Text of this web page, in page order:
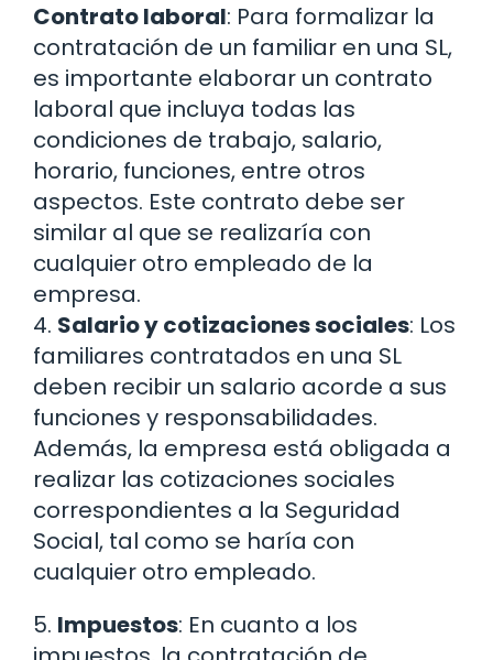
Contrato laboral: Para formalizar la
contratación de un familiar en una SL,
es importante elaborar un contrato
laboral que incluya todas las
condiciones de trabajo, salario,
horario, funciones, entre otros
aspectos. Este contrato debe ser
similar al que se realizaría con
cualquier otro empleado de la
empresa.
4. Salario y cotizaciones sociales: Los
familiares contratados en una SL
deben recibir un salario acorde a sus
funciones y responsabilidades.
Además, la empresa está obligada a
realizar las cotizaciones sociales
correspondientes a la Seguridad
Social, tal como se haría con
cualquier otro empleado.
5. Impuestos: En cuanto a los